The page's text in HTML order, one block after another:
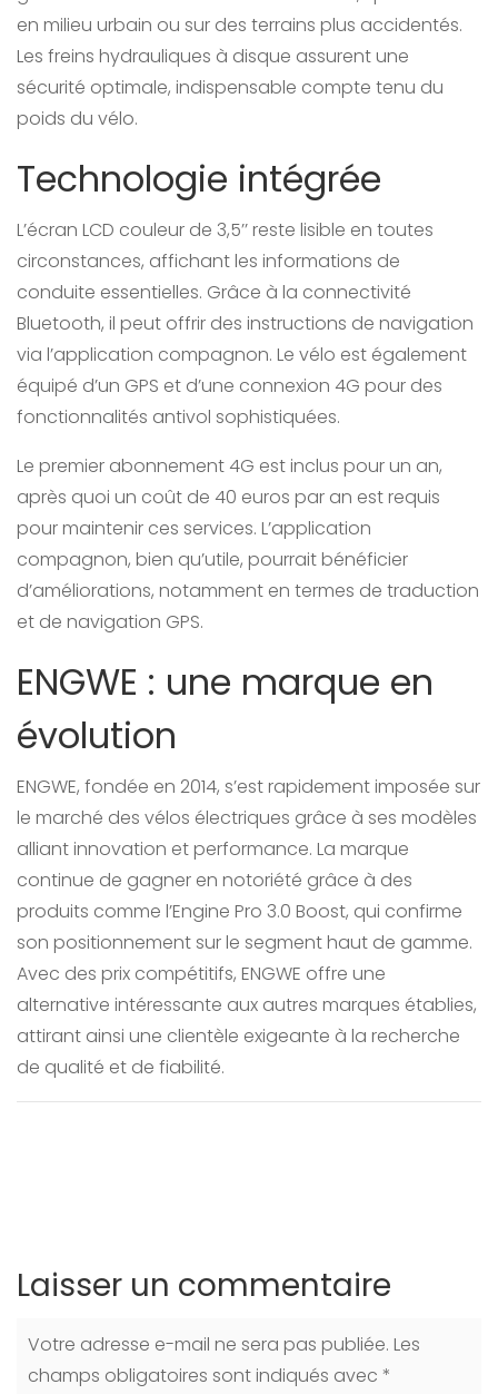
en milieu urbain ou sur des terrains plus accidentés.
Les freins hydrauliques à disque assurent une
sécurité optimale, indispensable compte tenu du
poids du vélo.
Technologie intégrée
L’écran LCD couleur de 3,5’’ reste lisible en toutes
circonstances, affichant les informations de
conduite essentielles. Grâce à la connectivité
Bluetooth, il peut offrir des instructions de navigation
via l’application compagnon. Le vélo est également
équipé d’un GPS et d’une connexion 4G pour des
fonctionnalités antivol sophistiquées.
Le premier abonnement 4G est inclus pour un an,
après quoi un coût de 40 euros par an est requis
pour maintenir ces services. L’application
compagnon, bien qu’utile, pourrait bénéficier
d’améliorations, notamment en termes de traduction
et de navigation GPS.
ENGWE : une marque en
évolution
ENGWE, fondée en 2014, s’est rapidement imposée sur
le marché des vélos électriques grâce à ses modèles
alliant innovation et performance. La marque
continue de gagner en notoriété grâce à des
produits comme l’Engine Pro 3.0 Boost, qui confirme
son positionnement sur le segment haut de gamme.
Avec des prix compétitifs, ENGWE offre une
alternative intéressante aux autres marques établies,
attirant ainsi une clientèle exigeante à la recherche
de qualité et de fiabilité.
Laisser un commentaire
Votre adresse e-mail ne sera pas publiée. Les
champs obligatoires sont indiqués avec *